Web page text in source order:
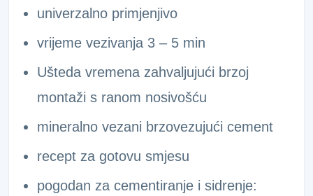
univerzalno primjenjivo
vrijeme vezivanja 3 – 5 min
Ušteda vremena zahvaljujući brzoj
montaži s ranom nosivošću
mineralno vezani brzovezujući cement
recept za gotovu smjesu
pogodan za cementiranje i sidrenje: